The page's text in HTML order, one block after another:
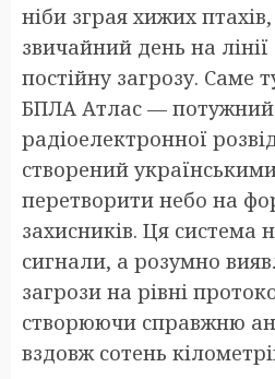
ніби зграя хижих
звичайний день на
постійну загрозу. Саме
БПЛА Атлас —
радіоелектронної
створений
перетворити небо на
захисників. Ця система
сигнали, а розумно
загрози на рівні
створюючи справжню
вздовж сотень